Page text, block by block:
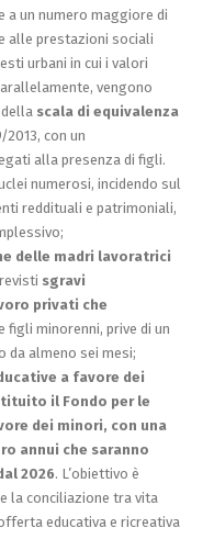
a un numero maggiore di
alle prestazioni sociali
urbani in cui i valori
vengono
scala di equivalenza
2013, con un
alla presenza di figli.
numerosi, incidendo sul
reddituali e patrimoniali,
delle madri lavoratrici
sgravi
privati che
figli minorenni, prive di un
almeno sei mesi;
a favore dei
il Fondo per le
dei minori, con una
annui che saranno
2026. L’obiettivo è
la conciliazione tra vita
educativa e ricreativa